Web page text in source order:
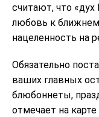
считают, что
любовь к
нацеленность на
Обязательно
ваших главных
блюбоннеты,
отмечает на